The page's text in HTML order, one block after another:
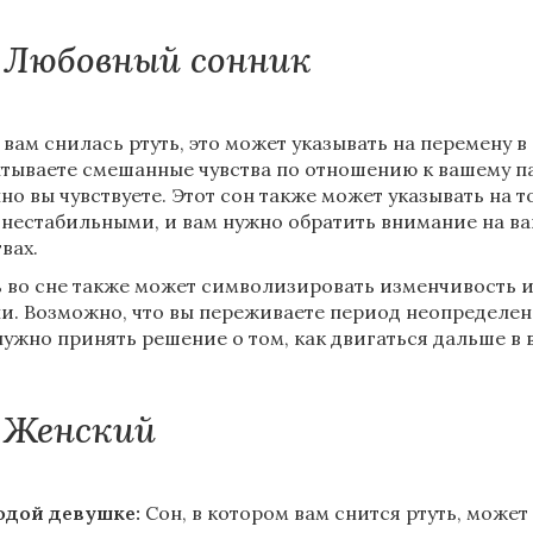
Любовный сонник
снилась ртуть, это может указывать на
смешанные чувства по отношению к вашему
вы чувствуете. Этот сон также может указывать на
и вам нужно обратить внимание на
во сне также может символизировать изменчивость
Возможно, что вы переживаете период
принять решение о том, как двигаться дальше
Женский
девушке: Сон, в котором вам снится ртуть, может